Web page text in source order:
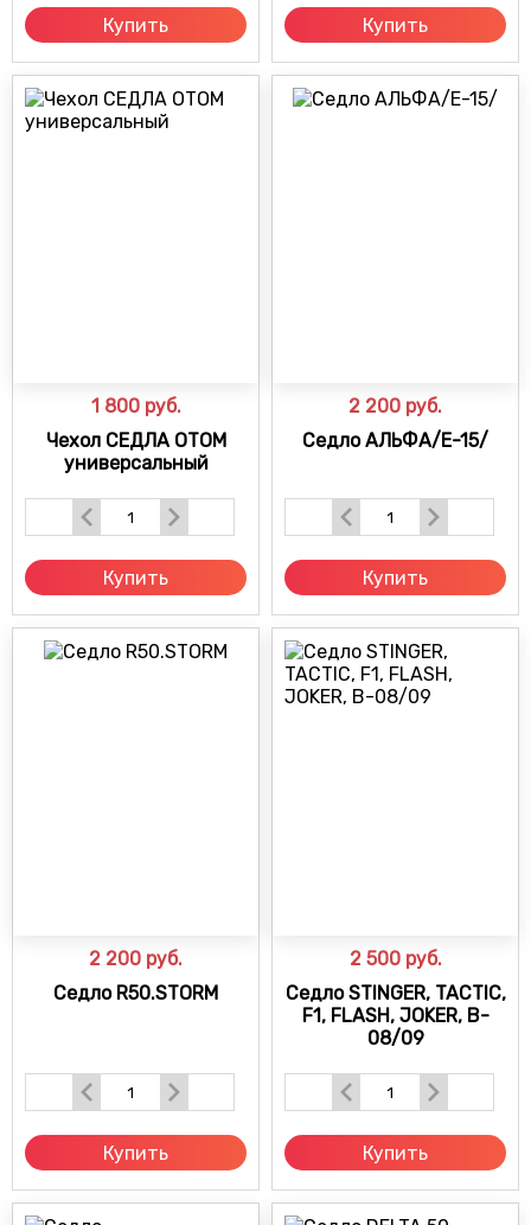
Купить Купить
1 800 руб.
Чехол СЕДЛА OTOM
универсальный
Купить
2 200 руб.
Седло АЛЬФА/E-15/
Купить
2 200 руб.
Седло R50.STORM
Купить
2 500 руб.
Седло STINGER, TACTIC,
F1, FLASH, JOKER, B-
08/09
Купить